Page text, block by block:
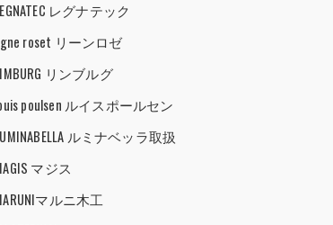
レグナテック
roset リーンロゼ
リンブルグ
poulsen ルイスポールセン
ルミナベッラ取扱
マジス
マルニ木工